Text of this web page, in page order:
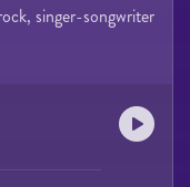
singer-songwriter